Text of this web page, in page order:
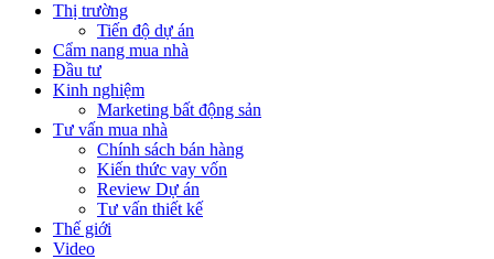
Thị trường
Tiến độ dự án
Cẩm nang mua nhà
Đầu tư
Kinh nghiệm
Marketing bất động sản
Tư vấn mua nhà
Chính sách bán hàng
Kiến thức vay vốn
Review Dự án
Tư vấn thiết kế
Thế giới
Video